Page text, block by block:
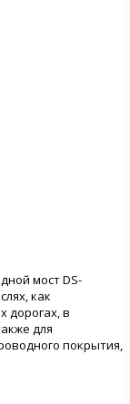
мост DS-
как
дорогах, в
для
покрытия,